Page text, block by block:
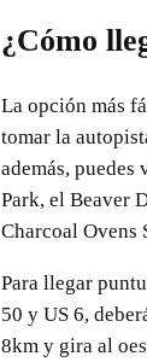
¿Cómo
La opción más
tomar la
además,
Park, el Beaver
Charcoal Ovens
Para llegar
50 y US 6,
8km y gira al